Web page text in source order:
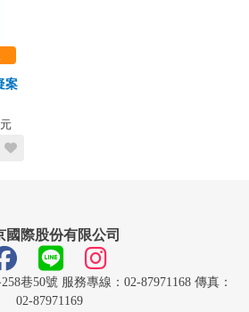
案
元
國際股份有限公司
巷50號 服務專線：02-87971168 傳真：
02-87971169